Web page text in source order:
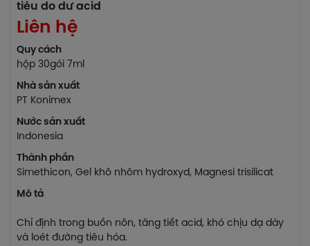
tiêu do dư acid
Liên hệ
Quy cách
hộp 30gói 7ml
Nhà sản xuất
PT Konimex
Nước sản xuất
Indonesia
Thành phần
Simethicon, Gel khô nhôm hydroxyd, Magnesi trisilicat
Mô tả
Chỉ định trong buồn nôn, tăng tiết acid, khó chịu dạ dày
và loét đường tiêu hóa.